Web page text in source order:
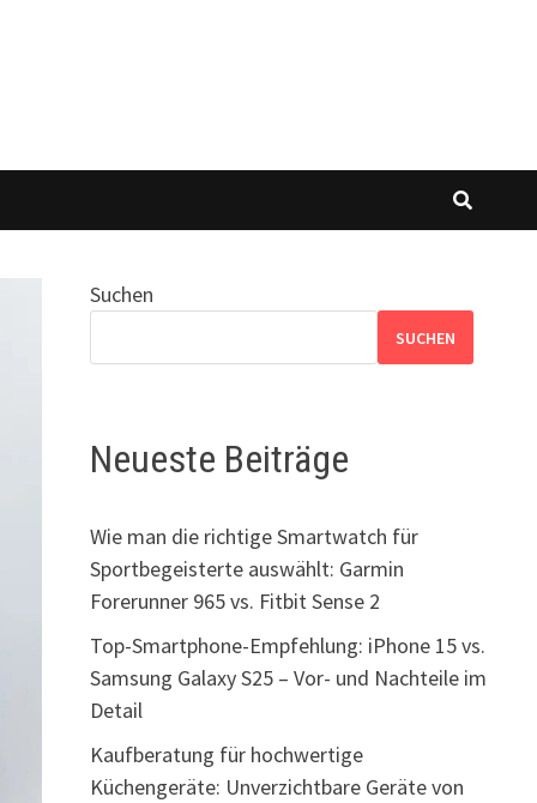
Suchen
SUCHEN
Neueste Beiträge
Wie man die richtige Smartwatch für
Sportbegeisterte auswählt: Garmin
Forerunner 965 vs. Fitbit Sense 2
Top-Smartphone-Empfehlung: iPhone 15 vs.
Samsung Galaxy S25 – Vor- und Nachteile im
Detail
Kaufberatung für hochwertige
Küchengeräte: Unverzichtbare Geräte von